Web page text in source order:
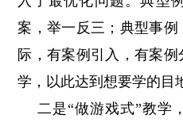
案，举一反三；典型事
际，有案例引入，有案
学，以此达到想要学的目
二是“做游戏式”教学